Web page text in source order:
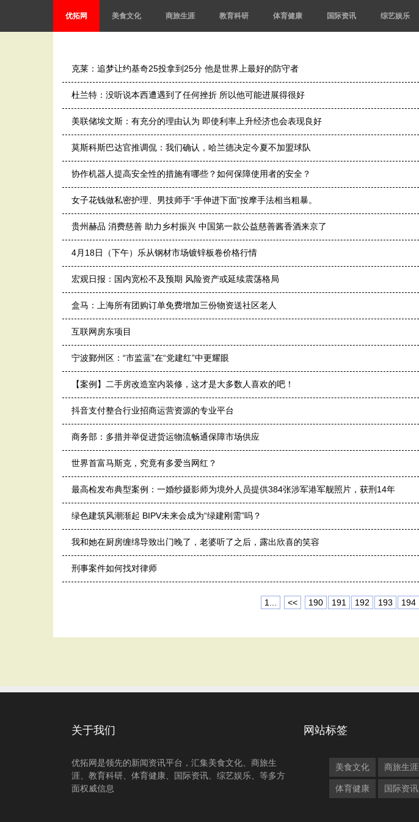
优拓网 美食文化 商旅生涯 教育科研 体育健康 国际资讯 综艺娱乐
克莱：追梦让约基奇25投拿到25分 他是世界上最好的防守者
杜兰特：没听说本西遭遇到了任何挫折 所以他可能进展得很好
美联储埃文斯：有充分的理由认为 即使利率上升经济也会表现良好
莫斯科斯巴达官推调侃：我们确认，哈兰德决定今夏不加盟球队
协作机器人提高安全性的措施有哪些？如何保障使用者的安全？
女子花钱做私密护理、男技师手“手伸进下面”按摩手法相当粗暴。
贵州赫品 消费慈善 助力乡村振兴 中国第一款公益慈善酱香酒来京了
4月18日（下午）乐从钢材市场镀锌板卷价格行情
宏观日报：国内宽松不及预期 风险资产或延续震荡格局
盒马：上海所有团购订单免费增加三份物资送社区老人
互联网房东项目
宁波鄞州区：“市监蓝”在“党建红”中更耀眼
【案例】二手房改造室内装修，这才是大多数人喜欢的吧！
抖音支付整合行业招商运营资源的专业平台
商务部：多措并举促进货运物流畅通保障市场供应
世界首富马斯克，究竟有多爱当网红？
最高检发布典型案例：一婚纱摄影师为境外人员提供384张涉军港军舰照片，获刑14年
绿色建筑风潮渐起 BIPV未来会成为“绿建刚需”吗？
我和她在厨房缠绵导致出门晚了，老婆听了之后，露出欣喜的笑容
刑事案件如何找对律师
1... << 190 191 192 193 194
关于我们
优拓网是领先的新闻资讯平台，汇集美食文化、商旅生
涯、教育科研、体育健康、国际资讯、综艺娱乐、等多方
面权威信息
网站标签
美食文化 商旅生涯
体育健康 国际资讯